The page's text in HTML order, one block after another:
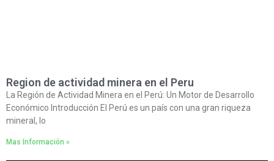
Region de actividad minera en el Peru
La Región de Actividad Minera en el Perú: Un Motor de Desarrollo
Económico Introducción El Perú es un país con una gran riqueza
mineral, lo
Mas Información »